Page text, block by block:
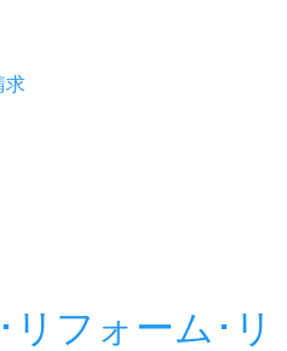
フォーム･リ